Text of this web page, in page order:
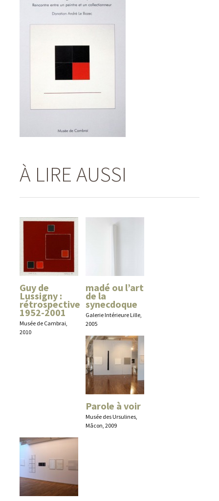
À LIRE AUSSI
Guy de
Lussigny :
rétrospective
1952-2001
Musée de Cambrai,
2010
madé ou l’art
de la
synecdoque
Galerie Intérieure Lille,
2005
Parole à voir
Musée des Ursulines,
Mâcon, 2009